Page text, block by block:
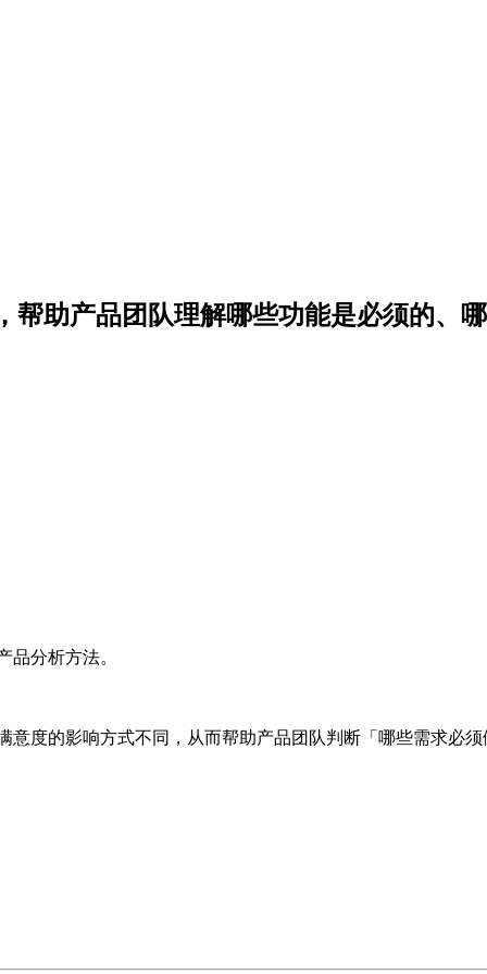
助产品团队理解哪些功能是必须的、
品分析方法。
度的影响方式不同，从而帮助产品团队判断「哪些需求必